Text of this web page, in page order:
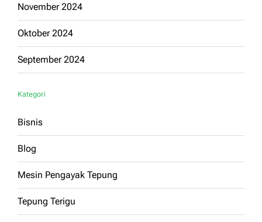
November 2024
Oktober 2024
September 2024
Kategori
Bisnis
Blog
Mesin Pengayak Tepung
Tepung Terigu